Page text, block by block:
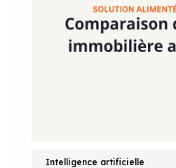
Intelligence artificielle